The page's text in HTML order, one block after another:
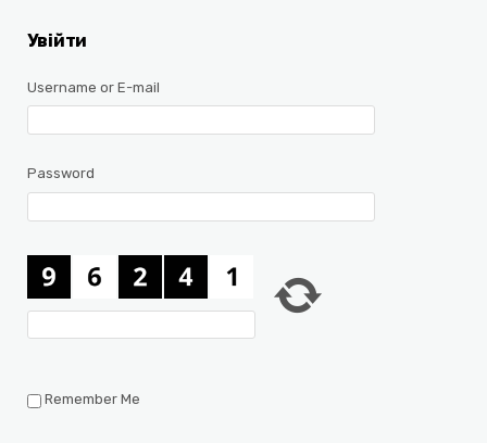
Увійти
Username or E-mail
Password
Remember Me